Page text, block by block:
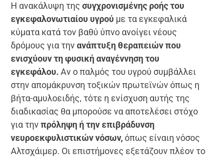
Η ανακάλυψη τηςσυγχρονισμένης ροής του
εγκεφαλονωτιαίου υγρού με τα εγκεφαλικά
κύματα κατά τον βαθύ ύπνο ανοίγει νέους
δρόμους για τηνανάπτυξη θεραπειών που
ενισχύουν τη φυσική αναγέννηση του
εγκεφάλου. Αν ο παλμός του υγρού συμβάλλει
στην απομάκρυνση τοξικών πρωτεϊνών όπως η
βήτα-αμυλοειδής, τότε η ενίσχυση αυτής της
διαδικασίας θα μπορούσε να αποτελέσει στόχο
για τηνπρόληψη ή την επιβράδυνση
νευροεκφυλιστικών νόσων,όπως είναιη νόσος
Αλτσχάιμερ. Οι επιστήμονες εξετάζουν πλέον το